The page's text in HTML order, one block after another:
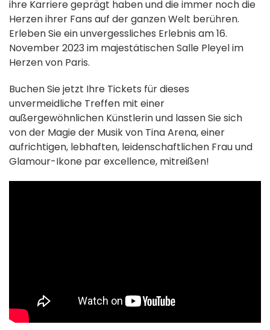
ihre Karriere geprägt haben und die immer noch die
Herzen ihrer Fans auf der ganzen Welt berühren.
Erleben Sie ein unvergessliches Erlebnis am 16.
November 2023 im majestätischen Salle Pleyel im
Herzen von Paris.
Buchen Sie jetzt Ihre Tickets für dieses
unvermeidliche Treffen mit einer
außergewöhnlichen Künstlerin und lassen Sie sich
von der Magie der Musik von Tina Arena, einer
aufrichtigen, lebhaften, leidenschaftlichen Frau und
Glamour-Ikone par excellence, mitreißen!